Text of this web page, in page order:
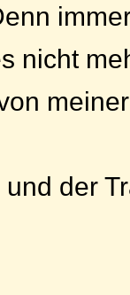
nicht
der